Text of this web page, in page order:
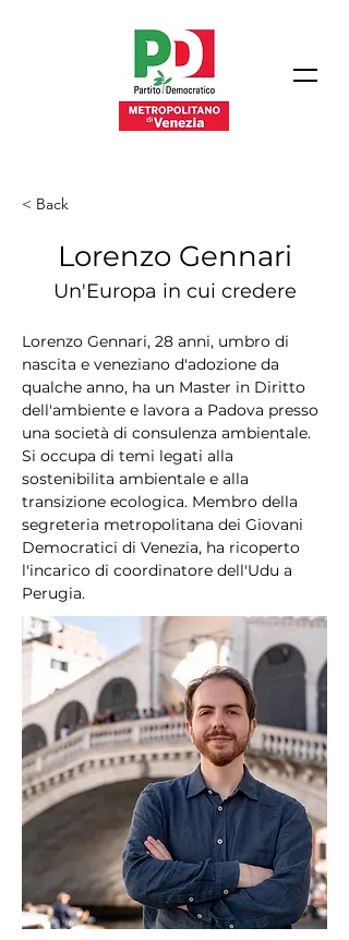
< Back
Lorenzo Gennari
Un'Europa in cui credere
Lorenzo Gennari, 28 anni, umbro di
nascita e veneziano d'adozione da
qualche anno, ha un Master in Diritto
dell'ambiente e lavora a Padova presso
una società di consulenza ambientale.
Si occupa di temi legati alla
sostenibilita ambientale e alla
transizione ecologica. Membro della
segreteria metropolitana dei Giovani
Democratici di Venezia, ha ricoperto
l'incarico di coordinatore dell'Udu a
Perugia.